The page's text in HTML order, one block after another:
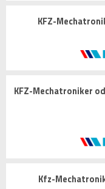
KFZ-
KFZ-Mechatroniker
Kfz-